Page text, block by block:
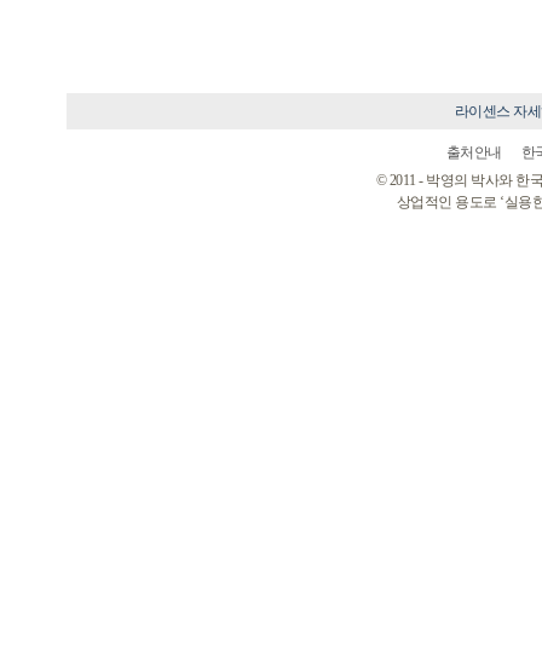
라이센스 자
출처안내
한
© 2011 - 박영의 박사와 한
상업적인 용도로 ‘실용